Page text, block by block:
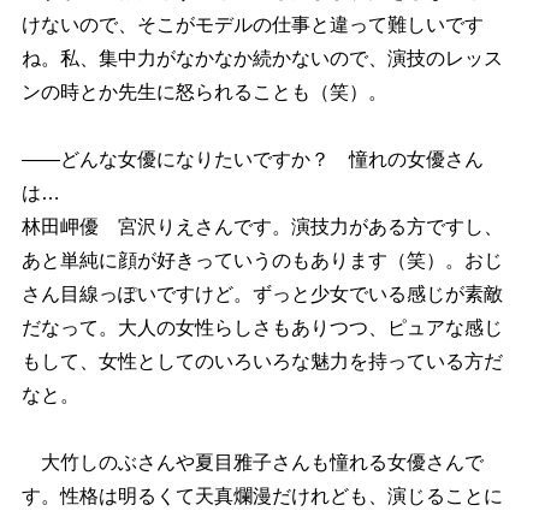
けないので、そこがモデルの仕事と違って難しいです
ね。私、集中力がなかなか続かないので、演技のレッス
ンの時とか先生に怒られることも（笑）。
――どんな女優になりたいですか？ 憧れの女優さん
は…
林田岬優 宮沢りえさんです。演技力がある方ですし、
あと単純に顔が好きっていうのもあります（笑）。おじ
さん目線っぽいですけど。ずっと少女でいる感じが素敵
だなって。大人の女性らしさもありつつ、ピュアな感じ
もして、女性としてのいろいろな魅力を持っている方だ
なと。
大竹しのぶさんや夏目雅子さんも憧れる女優さんで
す。性格は明るくて天真爛漫だけれども、演じることに